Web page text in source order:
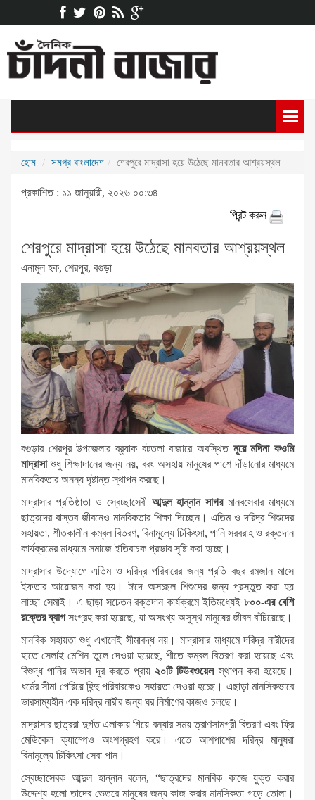
হোম সমগ্র বাংলাদেশ শেরপুরে মাদ্রাসা হয়ে উঠেছে মানবতার আশ্রয়স্থল
প্রকাশিত : ১১ জানুয়ারী, ২০২৬ ০০:৩৪
প্রিন্ট করুন
শেরপুরে মাদ্রাসা হয়ে উঠেছে মানবতার আশ্রয়স্থল
এনামুল হক, শেরপুর, বগুড়া
বগুড়ার শেরপুর উপজেলার ব্র‍্যাক বটতলা বাজারে অবস্থিত নূরে মদিনা কওমি
মাদ্রাসাশুধু শিক্ষাদানের জন্য নয়, বরং অসহায় মানুষের পাশে দাঁড়ানোর মাধ্যমে
মানবিকতার অনন্য দৃষ্টান্ত স্থাপন করছে।
মাদ্রাসার প্রতিষ্ঠাতা ও স্বেচ্ছাসেবী আব্দুল হান্নান সাগরমানবসেবার মাধ্যমে
ছাত্রদের বাস্তব জীবনেও মানবিকতার শিক্ষা দিচ্ছেন। এতিম ও দরিদ্র শিশুদের
সহায়তা, শীতকালীন কম্বল বিতরণ, বিনামূল্যে চিকিৎসা, পানি সরবরাহ ও রক্তদান
কার্যক্রমের মাধ্যমে সমাজে ইতিবাচক প্রভাব সৃষ্টি করা হচ্ছে।
মাদ্রাসার উদ্যোগে এতিম ও দরিদ্র পরিবারের জন্য প্রতি বছর রমজান মাসে
ইফতার আয়োজন করা হয়। ঈদে অসচ্ছল শিশুদের জন্য প্রস্তুত করা হয়
লাচ্ছা সেমাই। এ ছাড়া সচেতন রক্তদান কার্যক্রমে ইতিমধ্যেই৮০০-এর বেশি
রক্তের ব্যাগসংগ্রহ করা হয়েছে, যা অসংখ্য অসুস্থ মানুষের জীবন বাঁচিয়েছে।
মানবিক সহায়তা শুধু এখানেই সীমাবদ্ধ নয়। মাদ্রাসার মাধ্যমে দরিদ্র নারীদের
হাতে সেলাই মেশিন তুলে দেওয়া হয়েছে, শীতে কম্বল বিতরণ করা হয়েছে এবং
বিশুদ্ধ পানির অভাব দূর করতে প্রায়২০টি টিউবওয়েলস্থাপন করা হয়েছে।
ধর্মের সীমা পেরিয়ে হিন্দু পরিবারকেও সহায়তা দেওয়া হচ্ছে। এছাড়া মানসিকভাবে
ভারসাম্যহীন এক দরিদ্র নারীর জন্য ঘর নির্মাণের কাজও চলছে।
মাদ্রাসার ছাত্ররা দুর্গত এলাকায় গিয়ে বন্যার সময় ত্রাণসামগ্রী বিতরণ এবং ফ্রি
মেডিকেল ক্যাম্পেও অংশগ্রহণ করে। এতে আশপাশের দরিদ্র মানুষরা
বিনামূল্যে চিকিৎসা সেবা পান।
স্বেচ্ছাসেবক আব্দুল হান্নান বলেন, “ছাত্রদের মানবিক কাজে যুক্ত করার
উদ্দেশ্য হলো তাদের ভেতরে মানুষের জন্য কাজ করার মানসিকতা গড়ে তোলা।